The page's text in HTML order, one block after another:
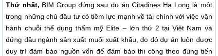
Thứ nhất, BIM Group đứng sau dự án Citadines Hạ Long là một
trong những chủ đầu tư có tiềm lực mạnh về tài chính với việc vận
hành chuỗi thể dụng thẩm mỹ Elite – lớn thứ 2 tại Việt Nam và
đứng đầu ngành sản xuất muối xuất khẩu, do đó dự án luôn được
duy trì đảm bảo nguồn vốn để đảm bảo thi công theo đúng tiến